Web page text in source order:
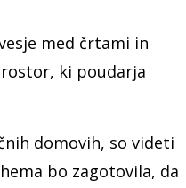
med črtami in
ki poudarja
domovih, so videti
bo zagotovila, da